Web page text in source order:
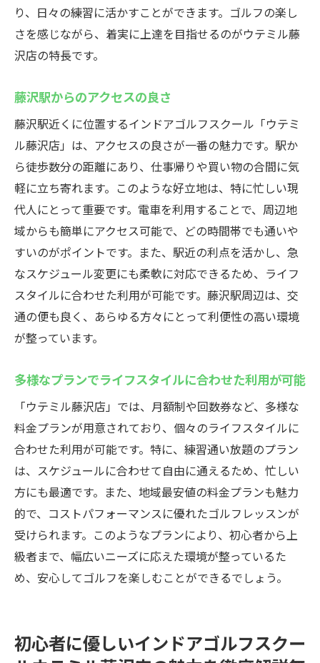
混雑を避けた快適な練習環境
少人数制のレッスンで集中できる
パーソナライズされたトレーニング
ミル藤沢店初心者向けの環境が整った施設
駅近で便利な立地
初心者に特化したサポート体制
最新設備を完備した快適環境
皆が満足する豊富なプラン
個々に合わせたレッスン内容
気軽に始められるゴルフライフ
り、日々の練習に活かすことができます。ゴルフの楽し
さを感じながら、着実に上達を目指せるのがウテミル藤
沢店の特長です。
藤沢駅からのアクセスの良さ
藤沢駅近くに位置するインドアゴルフスクール「ウテミ
ル藤沢店」は、アクセスの良さが一番の魅力です。駅か
ら徒歩数分の距離にあり、仕事帰りや買い物の合間に気
軽に立ち寄れます。このような好立地は、特に忙しい現
代人にとって重要です。電車を利用することで、周辺地
域からも簡単にアクセス可能で、どの時間帯でも通いや
すいのがポイントです。また、駅近の利点を活かし、急
なスケジュール変更にも柔軟に対応できるため、ライフ
スタイルに合わせた利用が可能です。藤沢駅周辺は、交
通の便も良く、あらゆる方々にとって利便性の高い環境
が整っています。
多様なプランでライフスタイルに合わせた利用が可能
「ウテミル藤沢店」では、月額制や回数券など、多様な
料金プランが用意されており、個々のライフスタイルに
合わせた利用が可能です。特に、練習通い放題のプラン
は、スケジュールに合わせて自由に通えるため、忙しい
方にも最適です。また、地域最安値の料金プランも魅力
的で、コストパフォーマンスに優れたゴルフレッスンが
受けられます。このようなプランにより、初心者から上
級者まで、幅広いニーズに応えた環境が整っているた
め、安心してゴルフを楽しむことができるでしょう。
初心者に優しいインドアゴルフスクー